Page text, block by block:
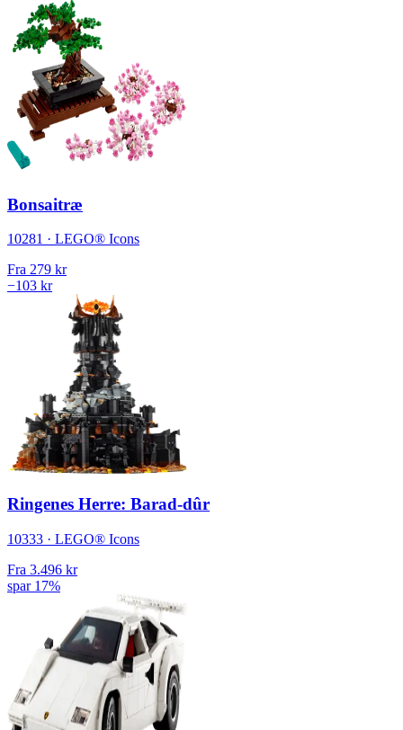
Bonsaitræ
10281 · LEGO® Icons
Fra 279 kr
−103 kr
Ringenes Herre: Barad-dûr
10333 · LEGO® Icons
Fra 3.496 kr
spar 17%